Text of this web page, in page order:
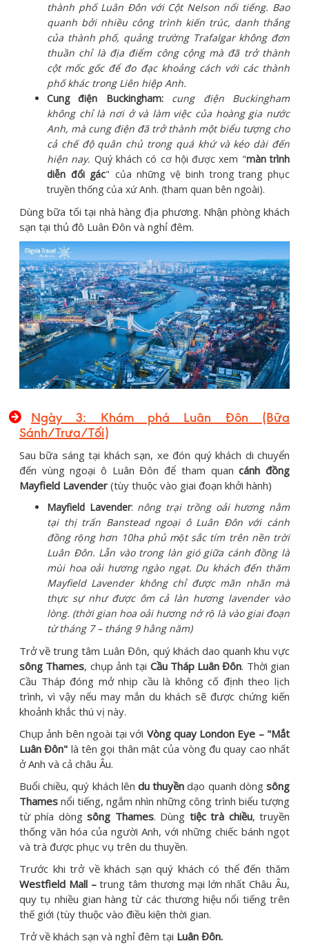
thành phố Luân Đôn với Cột Nelson nổi tiếng. Bao
quanh bởi nhiều công trình kiến trúc, danh thắng
của thành phố, quảng trường Trafalgar không đơn
thuần chỉ là địa điểm công cộng mà đã trở thành
cột mốc gốc để đo đạc khoảng cách với các thành
phố khác trong Liên hiệp Anh.
Cung điện Buckingham:
cung điện Buckingham
không chỉ là nơi ở và làm việc của hoàng gia nước
Anh, mà cung điện đã trở thành một biểu tượng cho
cả chế độ quân chủ trong quá khứ và kéo dài đến
hiện nay. Quý khách có cơ hội được xem "màn trình
diễn đổi gác" của những vệ binh trong trang phục
truyền thống của xứ Anh. (tham quan bên ngoài).
Dùng bữa tối tại nhà hàng địa phương. Nhận phòng khách
sạn tại thủ đô Luân Đôn và nghỉ đêm.
Ngày 3: Khám phá Luân Đôn (Bữa
Sánh/Trưa/Tối)
Sau bữa sáng tại khách sạn, xe đón quý khách di chuyển
đến vùng ngoại ô Luân Đôn để tham quancánh đồng
Mayfield Lavender (tùy thuộc vào giai đoạn khởi hành)
Mayfield Lavender: nông trại trồng oải hương nằm
tại thị trấn Banstead ngoại ô Luân Đôn với cánh
đồng rộng hơn 10ha phủ một sắc tím trên nền trời
Luân Đôn. Lẫn vào trong làn gió giữa cánh đồng là
mùi hoa oải hương ngào ngạt. Du khách đến thăm
Mayfield Lavender không chỉ được mãn nhãn mà
thực sự như được ôm cả làn hương lavender vào
lòng. (thời gian hoa oải hương nở rộ là vào giai đoạn
từ tháng 7 – tháng 9 hằng năm)
Trở về trung tâm Luân Đôn, quý khách dao quanh khu vực
sông Thames, chụp ảnh tại Cầu Tháp Luân Đôn. Thời gian
Cầu Tháp đóng mở nhịp cầu là không cố định theo lịch
trình, vì vậy nếu may mắn du khách sẽ được chứng kiến
khoảnh khắc thú vị này.
Chụp ảnh bên ngoài tại với Vòng quay London Eye – "Mắt
Luân Đôn" là tên gọi thân mật của vòng đu quay cao nhất
ở Anh và cả châu Âu.
Buổi chiều, quý khách lên du thuyền dạo quanh dòngsông
Thames nổi tiếng, ngắm nhìn những công trình biểu tượng
từ phía dòngsông Thames. Dùng tiệc trà chiều, truyền
thống văn hóa của người Anh, với những chiếc bánh ngọt
và trà được phục vụ trên du thuyền.
Trước khi trở về khách sạn quý khách có thể đến thăm
Westfield Mall –trung tâm thương mại lớn nhất Châu Âu,
quy tụ nhiều gian hàng từ các thương hiệu nổi tiếng trên
thế giới (tùy thuộc vào điều kiện thời gian.
Trở về khách sạn và nghỉ đêm tại Luân Đôn.